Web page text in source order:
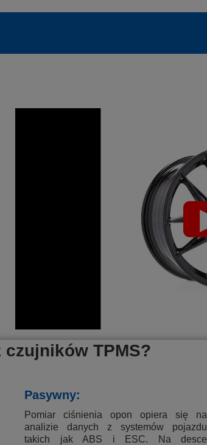
TPMS?
Pasywny:
Pomiar ciśnienia opon opiera się na
analizie danych z systemów pojazdu
takich jak ABS i ESC. Na desce